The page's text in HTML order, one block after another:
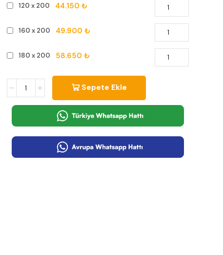
120 x 200 44.150 ₺
160 x 200 49.900 ₺
180 x 200 58.650 ₺
Sepete Ekle